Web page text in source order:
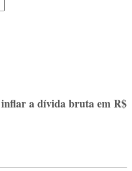
a dívida bruta em R$